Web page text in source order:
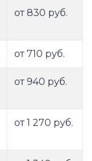
от 830 руб.
от 710 руб.
от 940 руб.
от 1 270 руб.